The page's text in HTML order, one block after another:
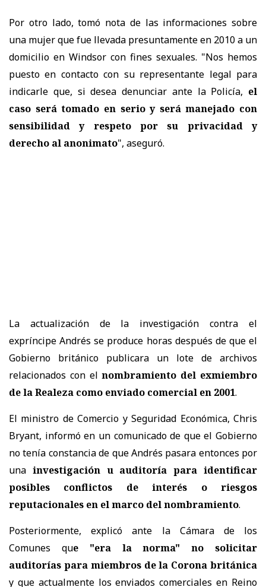
Por otro lado, tomó nota de las informaciones sobre
una mujer que fue llevada presuntamente en 2010 a un
domicilio en Windsor con fines sexuales. "Nos hemos
puesto en contacto con su representante legal para
indicarle que, si desea denunciar ante la Policía, el
caso será tomado en serio y será manejado con
sensibilidad y respeto por su privacidad y
derecho al anonimato", aseguró.
La actualización de la investigación contra el
expríncipe Andrés se produce horas después de que el
Gobierno británico publicara un lote de archivos
relacionados con elnombramiento del exmiembro
de la Realeza como enviado comercial en 2001.
El ministro de Comercio y Seguridad Económica, Chris
Bryant, informó en un comunicado de que el Gobierno
no tenía constancia de que Andrés pasara entonces por
una investigación u auditoría para identificar
posibles conflictos de interés o riesgos
reputacionales en el marco del nombramiento.
Posteriormente, explicó ante la Cámara de los
Comunes que "era la norma" no solicitar
auditorías para miembros de la Corona británica
y que actualmente los enviados comerciales en Reino